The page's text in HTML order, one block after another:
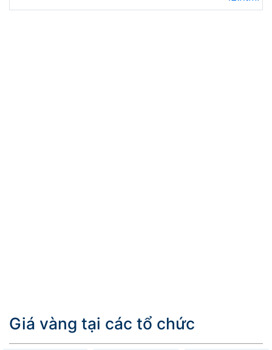
Giá vàng tại các tổ chức